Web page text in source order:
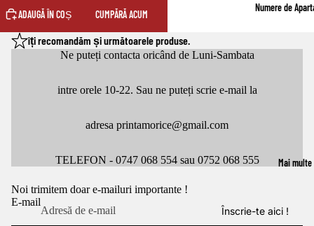
Numere de
Mai multe
ADAUGĂ ÎN COȘ CUMPĂRĂ ACUM
îți recomandăm și următoarele produse.
Ne puteți contacta oricând de Luni-Sambata
intre orele 10-22. Sau ne puteți scrie e-mail la
adresa printamorice@gmail.com
TELEFON - 0747 068 554 sau 0752 068 555
Noi trimitem doar e-mailuri importante !
E-mail
Înscrie-te aici !
Politica de rambursare
Politica de expediere
Informații de contact